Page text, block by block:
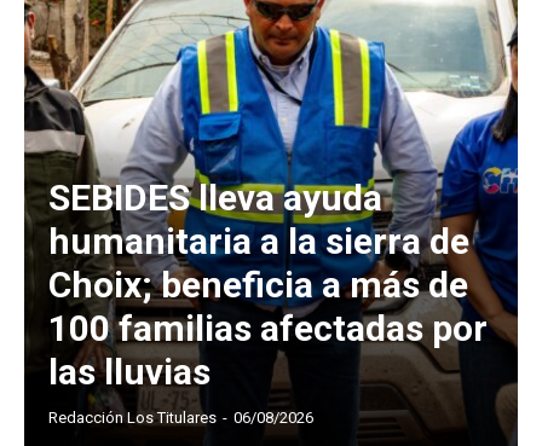
SEBIDES lleva ayuda
humanitaria a la sierra de
Choix; beneficia a más de
100 familias afectadas por
las lluvias
Redacción Los Titulares - 06/08/2026